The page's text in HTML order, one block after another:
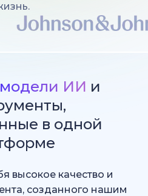
ИИ и
в одной
высокое качество и
созданного нашим